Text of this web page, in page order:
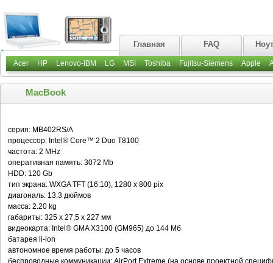
Главная FAQ
Acer HP Lenovo-IBM LG MSI Toshiba Fujitsu-Siemens Apple
MacBook
серия: MB402RS/A
процессор: Intel® Core™ 2 Duo T8100
частота: 2 MHz
оперативная память: 3072 Mb
HDD: 120 Gb
тип экрана: WXGA TFT (16:10), 1280 x 800 pix
диагональ: 13.3 дюймов
масса: 2.20 kg
габариты: 325 х 27,5 х 227 мм
видеокарта: Intel® GMA X3100 (GM965) до 144 Mб
батарея li-ion
автономное время работы: до 5 часов
беспроводные коммуникации: AirPort Extreme (на основе проектной